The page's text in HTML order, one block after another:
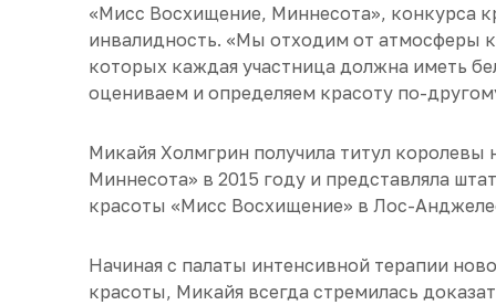
«Мисс Восхищение, Миннесота», конкурса
инвалидность. «Мы отходим от атмосферы
которых каждая участница должна иметь
оцениваем и определяем красоту по-
Микайя Холмгрин получила титул
Миннесота» в 2015 году и представляла
красоты «Мисс Восхищение» в Лос-
Начиная с палаты интенсивной терапии
красоты, Микайя всегда стремилась